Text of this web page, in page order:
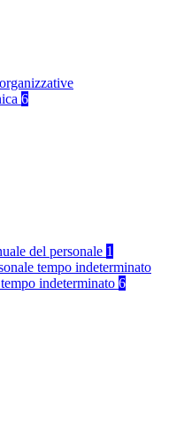
6
del personale 1
tempo indeterminato
indeterminato 6